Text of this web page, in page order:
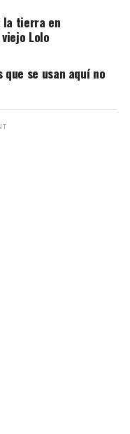
la tierra en
Lolo
se usan aquí no